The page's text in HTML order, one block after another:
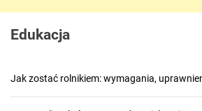
Edukacja
Jak zostać rolnikiem: wymagania,